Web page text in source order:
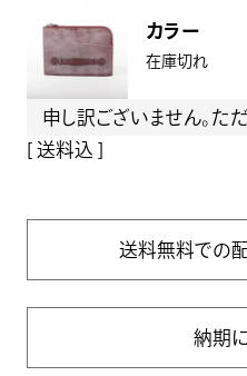
カラー
在庫切れ
申し訳ございません。た
送料込
送料無料での
納期